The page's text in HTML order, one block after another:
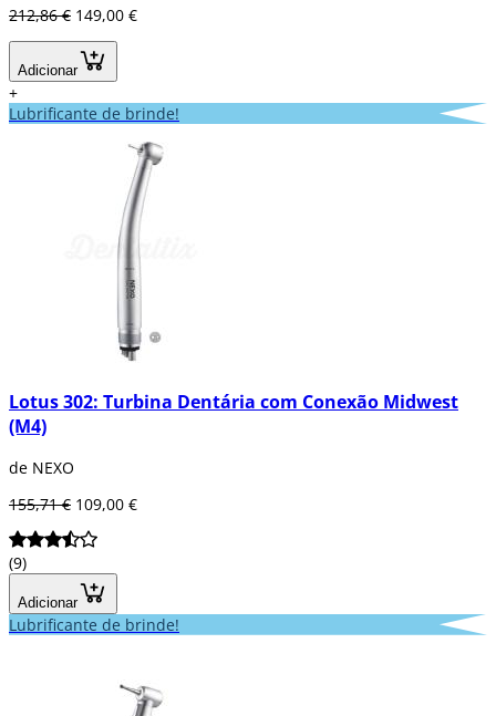
212,86 € 149,00 €
Adicionar
+
Lubrificante de brinde!
Lotus 302: Turbina Dentária com Conexão Midwest
(M4)
de NEXO
155,71 € 109,00 €
(9)
Adicionar
Lubrificante de brinde!